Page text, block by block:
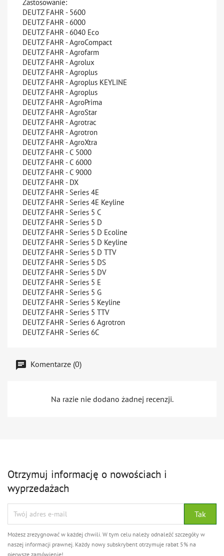
Zastosowanie:
DEUTZ FAHR - 5600
DEUTZ FAHR - 6000
DEUTZ FAHR - 6040 Eco
DEUTZ FAHR - AgroCompact
DEUTZ FAHR - Agrofarm
DEUTZ FAHR - Agrolux
DEUTZ FAHR - Agroplus
DEUTZ FAHR - Agroplus KEYLINE
DEUTZ FAHR - Agroplus
DEUTZ FAHR - AgroPrima
DEUTZ FAHR - AgroStar
DEUTZ FAHR - Agrotrac
DEUTZ FAHR - Agrotron
DEUTZ FAHR - AgroXtra
DEUTZ FAHR - C 5000
DEUTZ FAHR - C 6000
DEUTZ FAHR - C 9000
DEUTZ FAHR - DX
DEUTZ FAHR - Series 4E
DEUTZ FAHR - Series 4E Keyline
DEUTZ FAHR - Series 5 C
DEUTZ FAHR - Series 5 D
DEUTZ FAHR - Series 5 D Ecoline
DEUTZ FAHR - Series 5 D Keyline
DEUTZ FAHR - Series 5 D TTV
DEUTZ FAHR - Series 5 DS
DEUTZ FAHR - Series 5 DV
DEUTZ FAHR - Series 5 E
DEUTZ FAHR - Series 5 G
DEUTZ FAHR - Series 5 Keyline
DEUTZ FAHR - Series 5 TTV
DEUTZ FAHR - Series 6 Agrotron
DEUTZ FAHR - Series 6C
Komentarze (0)
Na razie nie dodano żadnej recenzji.
Otrzymuj informację o nowościach i
wyprzedażach
Możesz zrezygnować w każdej chwili. W tym celu należy odnaleźć szczegóły w
naszej informacji prawnej. Każdy nowy subskrybent otrzymuje rabat 5% na
pierwsze zamówienie!